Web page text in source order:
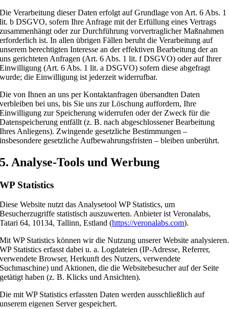
Die Verarbeitung dieser Daten erfolgt auf Grundlage von Art. 6 Abs. 1
lit. b DSGVO, sofern Ihre Anfrage mit der Erfüllung eines Vertrags
zusammenhängt oder zur Durchführung vorvertraglicher Maßnahmen
erforderlich ist. In allen übrigen Fällen beruht die Verarbeitung auf
unserem berechtigten Interesse an der effektiven Bearbeitung der an
uns gerichteten Anfragen (Art. 6 Abs. 1 lit. f DSGVO) oder auf Ihrer
Einwilligung (Art. 6 Abs. 1 lit. a DSGVO) sofern diese abgefragt
wurde; die Einwilligung ist jederzeit widerrufbar.
Die von Ihnen an uns per Kontaktanfragen übersandten Daten
verbleiben bei uns, bis Sie uns zur Löschung auffordern, Ihre
Einwilligung zur Speicherung widerrufen oder der Zweck für die
Datenspeicherung entfällt (z. B. nach abgeschlossener Bearbeitung
Ihres Anliegens). Zwingende gesetzliche Bestimmungen –
insbesondere gesetzliche Aufbewahrungsfristen – bleiben unberührt.
5. Analyse-Tools und Werbung
WP Statistics
Diese Website nutzt das Analysetool WP Statistics, um
Besucherzugriffe statistisch auszuwerten. Anbieter ist Veronalabs,
Tatari 64, 10134, Tallinn, Estland (https://veronalabs.com).
Mit WP Statistics können wir die Nutzung unserer Website analysieren.
WP Statistics erfasst dabei u. a. Logdateien (IP-Adresse, Referrer,
verwendete Browser, Herkunft des Nutzers, verwendete
Suchmaschine) und Aktionen, die die Websitebesucher auf der Seite
getätigt haben (z. B. Klicks und Ansichten).
Die mit WP Statistics erfassten Daten werden ausschließlich auf
unserem eigenen Server gespeichert.